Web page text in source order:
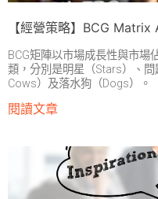
【經營策略】BCG Matrix
BCG矩陣以市場成長性與市場
類，分別是明星（Stars）、
Cows）及落水狗（Dogs）。
閱讀文章